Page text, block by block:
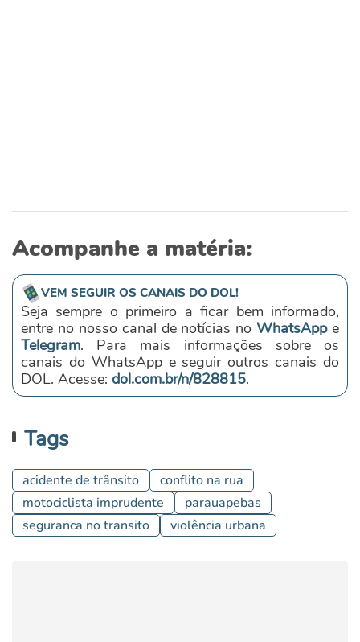
Acompanhe a matéria:
VEM SEGUIR OS CANAIS DO DOL!
Seja sempre o primeiro a ficar bem informado,
entre no nosso canal de notícias noWhatsAppe
Telegram. Para mais informações sobre os
canais do WhatsApp e seguir outros canais do
DOL. Acesse: dol.com.br/n/828815.
Tags
acidente de trânsito
conflito na rua
motociclista imprudente
parauapebas
seguranca no transito
violência urbana